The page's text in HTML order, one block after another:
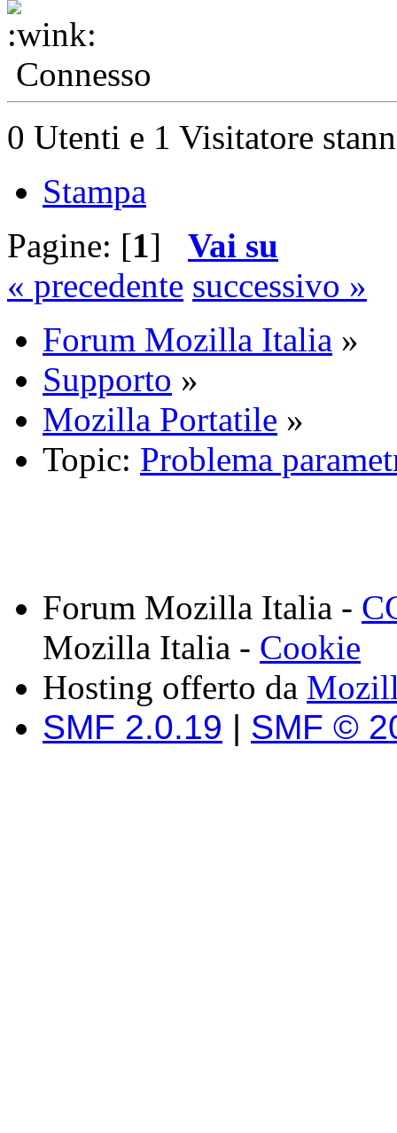
Connesso
0 Utenti e 1 Visitatore
Stampa
Pagine: [1] Vai su
« precedente successivo »
Forum Mozilla Italia »
Supporto »
Mozilla Portatile »
Topic: Problema
Forum Mozilla Italia -
Mozilla Italia - Cookie
Hosting offerto da
SMF 2.0.19 | SMF ©